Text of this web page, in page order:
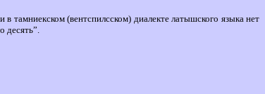
в тамниекском (вентспилсском) диалекте латышского языка нет
десять”.